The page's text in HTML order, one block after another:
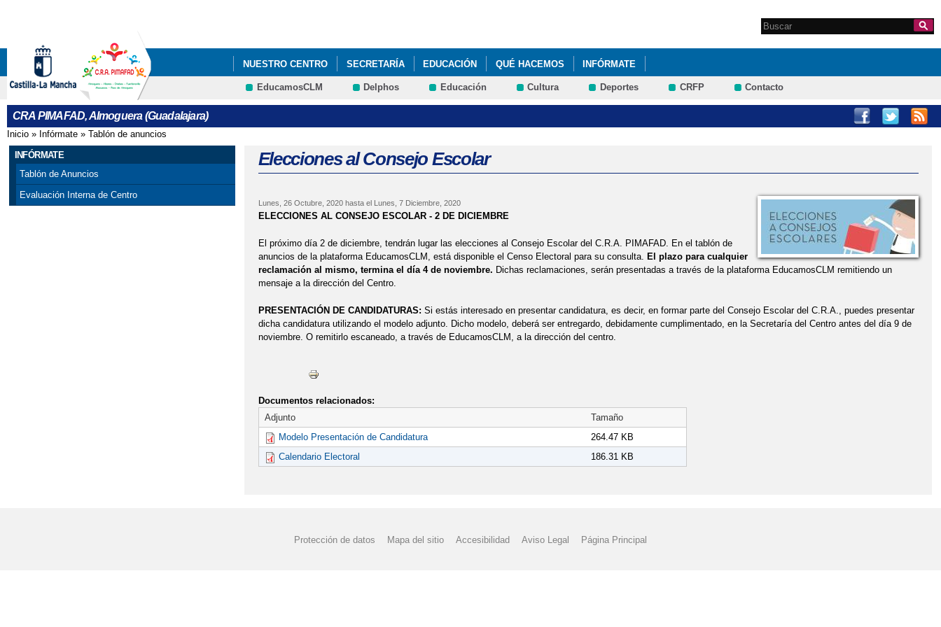
Formulario de
Search this site
NUESTRO CENTRO SECRETARÍA EDUCACIÓN QUÉ HACEMOS INFÓRMATE
EducamosCLM Delphos Educación Cultura Deportes CRFP Contacto
CRA PIMAFAD, Almoguera (Guadalajara)
Se encuentra usted aquí
Inicio » Infórmate » Tablón de anuncios
INFÓRMATE
Tablón de Anuncios
Evaluación Interna de Centro
Elecciones al Consejo Escolar
Lunes, 26 Octubre, 2020hasta el Lunes, 7 Diciembre, 2020
ELECCIONES AL CONSEJO ESCOLAR - 2 DE DICIEMBRE
El próximo día 2 de diciembre, tendrán lugar las elecciones al Consejo Escolar del C.R.A. PIMAFAD. En el tablón de
anuncios de la plataforma EducamosCLM, está disponible el Censo Electoral para su consulta. El plazo para cualquier
reclamación al mismo, termina el día 4 de noviembre. Dichas reclamaciones, serán presentadas a través de la plataforma EducamosCLM remitiendo un
mensaje a la dirección del Centro.
PRESENTACIÓN DE CANDIDATURAS: Si estás interesado en presentar candidatura, es decir, en formar parte del Consejo Escolar del C.R.A., puedes presentar
dicha candidatura utilizando el modelo adjunto. Dicho modelo, deberá ser entregardo, debidamente cumplimentado, en la Secretaría del Centro antes del día 9 de
noviembre. O remitirlo escaneado, a través de EducamosCLM, a la dirección del centro.
Documentos relacionados:
Adjunto
Tamaño
Modelo Presentación de Candidatura
264.47 KB
Calendario Electoral
186.31 KB
Protección de datos Mapa del sitio Accesibilidad Aviso Legal Página Principal